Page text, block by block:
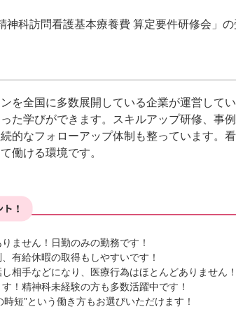
神科訪問看護基本療養費 算定要件研修会」
を全国に多数展開している企業が運営してい
た学びができます。スキルアップ研修、事例
的なフォローアップ体制も整っています。看
働ける環境です。
ません！日勤のみの勤務です！
有給休暇の取得もしやすいです！
相手などになり、医療行為はほとんどありません！
！精神科未経験の方も多数活躍中です！
短”という働き方もお選びいただけます！